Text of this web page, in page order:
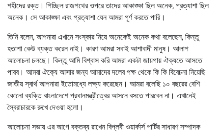
শহীদের রক্ত। পিচ্ছিল রাজপথের ওপরে তাদের আকাঙ্ক্ষা ছিল অনেক, প্রত্যাশা ছিল
অনেক। সে আকাঙ্ক্ষা এবং প্রত্যাশা যেন আমরা পূর্ণ করতে পারি।
তিনি বলেন, আপনারা এখানে সংস্কার নিয়ে অনেকেই অনেক কথা বলেছেন, কিন্তু
হতাশা কেউ ব্যক্ত করেন নাই। কারণ আমরা সবাই আশাবাদী মানুষ। আলাপ
আলোচনা চলছে। কিন্তু আমি বিশ্বাস করি আমরা একটা জায়গায় ঐক্যতে আসতে
পারব। আমরা ঐক্যে আসার জন্য আমাদের দলের পক্ষ থেকে কি কি বিবেচনা নিয়েছি
জাতীয় স্বার্থ আপনারা ইতোমধ্যে লক্ষ্য করেছেন। আমরা বলেছি ১০ বছরের বেশি
কোনো ব্যক্তি বাংলাদেশে প্রধানমন্ত্রীত্বের আসনে বসতে পারবেন না। এখানেই
স্বৈরাচারকে রুখে দেওয়া হলো।
আলোচনা সভায় এর আগে বক্তব্য রাখেন বিপ্লবী ওয়ার্কার্স পার্টির সাধারণ সম্পাদক